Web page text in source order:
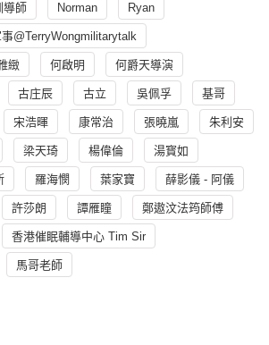
導師 Norman Ryan
@TerryWongmilitarytalk
緻 何啟明 何爵天導演
古庄辰 古立 吳佩孚 基哥
宋浩暉 康常治 張曉嵐 朱利安
梁天琦 楊偉倫 湯寳如
羅海憫 葉家寶 薛影儀 - 阿儀
許莎朗 譚雁瞳 鄭遨汶法筠師傅
香港催眠輔導中心 Tim Sir
馬哥老師